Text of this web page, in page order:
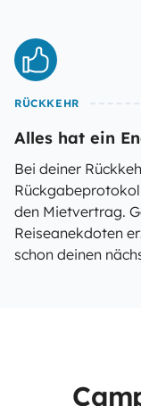
RÜCKKEHR
Alles hat ein
Bei deiner
den Mietvertrag.
Reiseanekdoten
schon deinen